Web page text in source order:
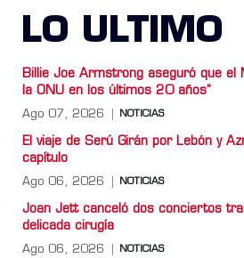
LO ULTIMO
Billie Joe Armstrong aseguró que el
la ONU en los últimos 20 años”
Ago 07, 2026 NOTICIAS
El viaje de Serú Girán por Lebón y
capítulo
Ago 06, 2026 NOTICIAS
Joan Jett canceló dos conciertos
delicada cirugía
Ago 06, 2026 NOTICIAS